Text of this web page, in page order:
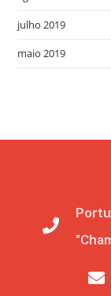
julho 2019
maio 2019